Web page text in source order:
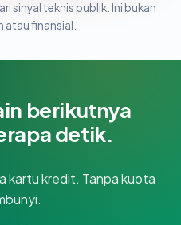
sinyal teknis publik. Ini bukan
atau finansial.
berikutnya
detik.
kartu kredit. Tanpa kuota